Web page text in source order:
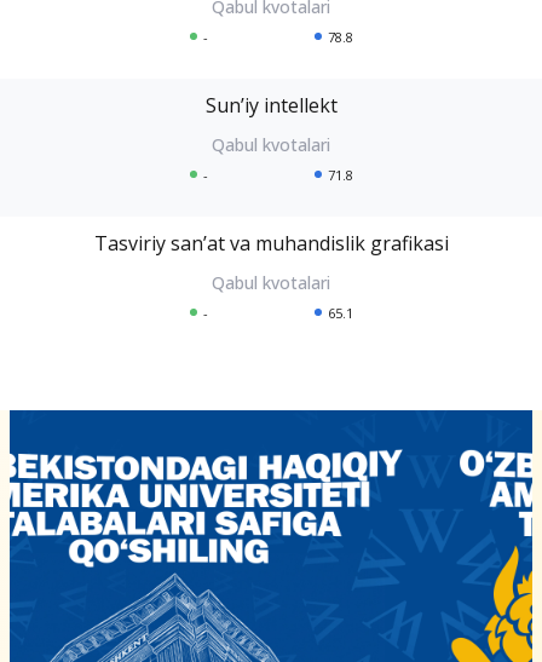
- 78.8
Sunʼiy intellekt
- 71.8
Tasviriy sanʼat va muhandislik grafikasi
- 65.1